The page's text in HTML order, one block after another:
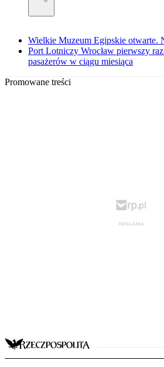
Wielkie Muzeum Egipskie otwarte.
Port Lotniczy Wrocław pierwszy raz
pasażerów w ciągu miesiąca
Promowane treści